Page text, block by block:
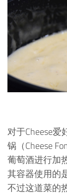
对于Cheese
锅（Cheese
葡萄酒进行加
其容器使用的
不过这道菜的